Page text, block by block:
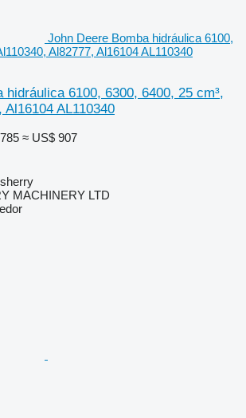
John Deere Bomba hidráulica 6100,
Al82777, Al16104 AL110340
hidráulica 6100, 6300, 6400, 25 cm³,
Al16104 AL110340
≈ US$ 907
MACHINERY LTD